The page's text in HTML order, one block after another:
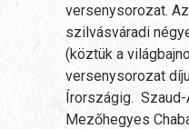
versenysorozat.
szilvásváradi
(köztük a
versenysorozat
Írországig. Szaud-
Mezőhegyes